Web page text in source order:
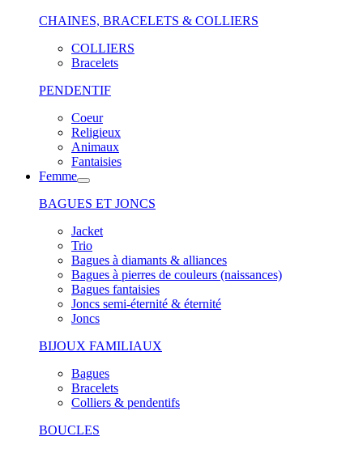
CHAINES, BRACELETS & COLLIERS
COLLIERS
Bracelets
PENDENTIF
Coeur
Religieux
Animaux
Fantaisies
Femme
BAGUES ET JONCS
Jacket
Trio
Bagues à diamants & alliances
Bagues à pierres de couleurs (naissances)
Bagues fantaisies
Joncs semi-éternité & éternité
Joncs
BIJOUX FAMILIAUX
Bagues
Bracelets
Colliers & pendentifs
BOUCLES